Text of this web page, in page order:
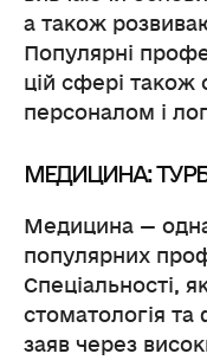
а також
Популярні
цій сфері також
персоналом і
МЕДИЦИНА:
Медицина — одна
популярних
Спеціальності,
стоматологія та
заяв через